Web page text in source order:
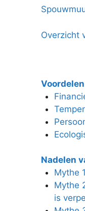
Overzicht
Nadelen
Mythe
Mythe
is